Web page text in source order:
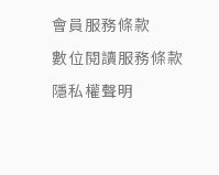
會員服務條款
數位閱讀服務條款
隱私權聲明